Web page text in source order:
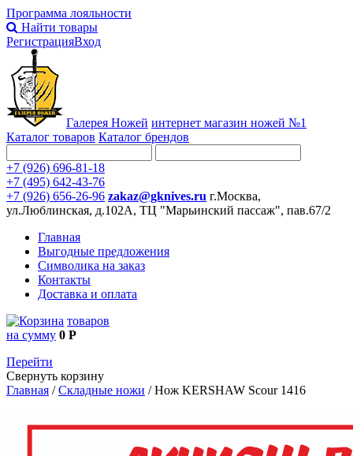
Программа лояльности
Найти товары
РегистрацияВход
Галерея Ножей интернет магазин ножей №1
Каталог товаров Каталог брендов
+7 (926) 696-81-18
+7 (495) 642-43-76
+7 (926) 656-26-96 zakaz@gknives.ru г.Москва,
ул.Люблинская, д.102А, ТЦ "Марьинский пассаж", пав.67/2
Главная
Выгодные предложения
Символика на заказ
Контакты
Доставка и оплата
товаров
на сумму 0 Р
Перейти
Свернуть корзину
Главная /Складные ножи /Нож KERSHAW Scour 1416